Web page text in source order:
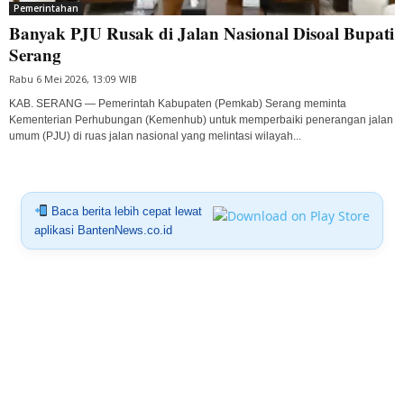
Pemerintahan
Banyak PJU Rusak di Jalan Nasional Disoal Bupati
Serang
Rabu 6 Mei 2026, 13:09 WIB
KAB. SERANG — Pemerintah Kabupaten (Pemkab) Serang meminta
Kementerian Perhubungan (Kemenhub) untuk memperbaiki penerangan jalan
umum (PJU) di ruas jalan nasional yang melintasi wilayah...
Baca berita lebih cepat lewat
aplikasi BantenNews.co.id